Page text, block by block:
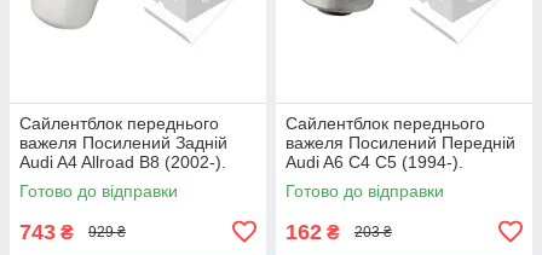
Сайлентблок переднього
важеля Посилений Задній
Audi A4 Allroad B8 (2002-).
Нижній. Корея ACSUSS!
4H0407183 , TD1247W ,
Готово до відправки
743 ₴ 929 ₴
Сайлентблок переднього
важеля Посилений Передній
Audi A6 C4 C5 (1994-).
Верхній. Корея ACSUSS!
35379 , JBU138 , TD1062W
Готово до відправки
162 ₴ 203 ₴